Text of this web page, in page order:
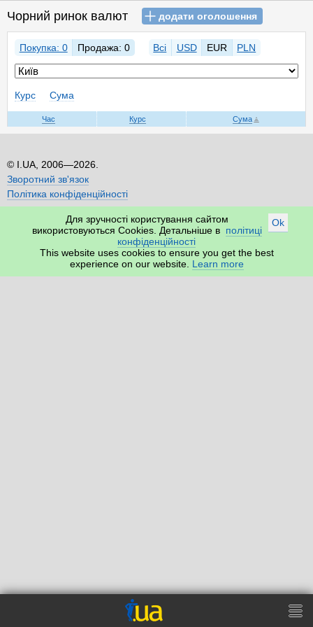
Чорний ринок валют додати оголошення
Покупка: 0 Продажа: 0 Всі USD EUR PLN
Курс Сума
Час Курс Сума
I.UA, 2006—2026.
Зворотний зв'язок
Політика конфіденційності
Ok
Для зручності користування сайтом
використовуються Cookies. Детальніше в політиці
конфіденційності
This website uses cookies to ensure you get the best
experience on our website. Learn more